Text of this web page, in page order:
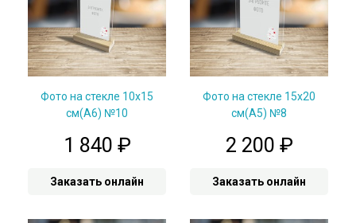
Фото на стекле 10х15
см(А6) №10
1 840 ₽
Заказать онлайн
Фото на стекле 15х20
см(А5) №8
2 200 ₽
Заказать онлайн